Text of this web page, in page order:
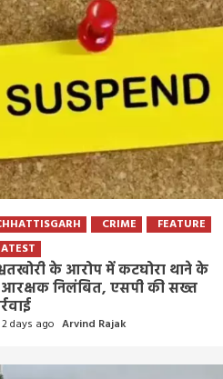
CRIME
FEATURE
के आरोप में कटघोरा थाने के
आरक्षक निलंबित, एसपी की सख्त
2 days ago Arvind Rajak
खान की दमदार वापसी! रिलीज
कब से शुरू होगा नया सीजन
Rajak